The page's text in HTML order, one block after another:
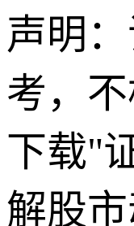
声明
考，
下载"
解股